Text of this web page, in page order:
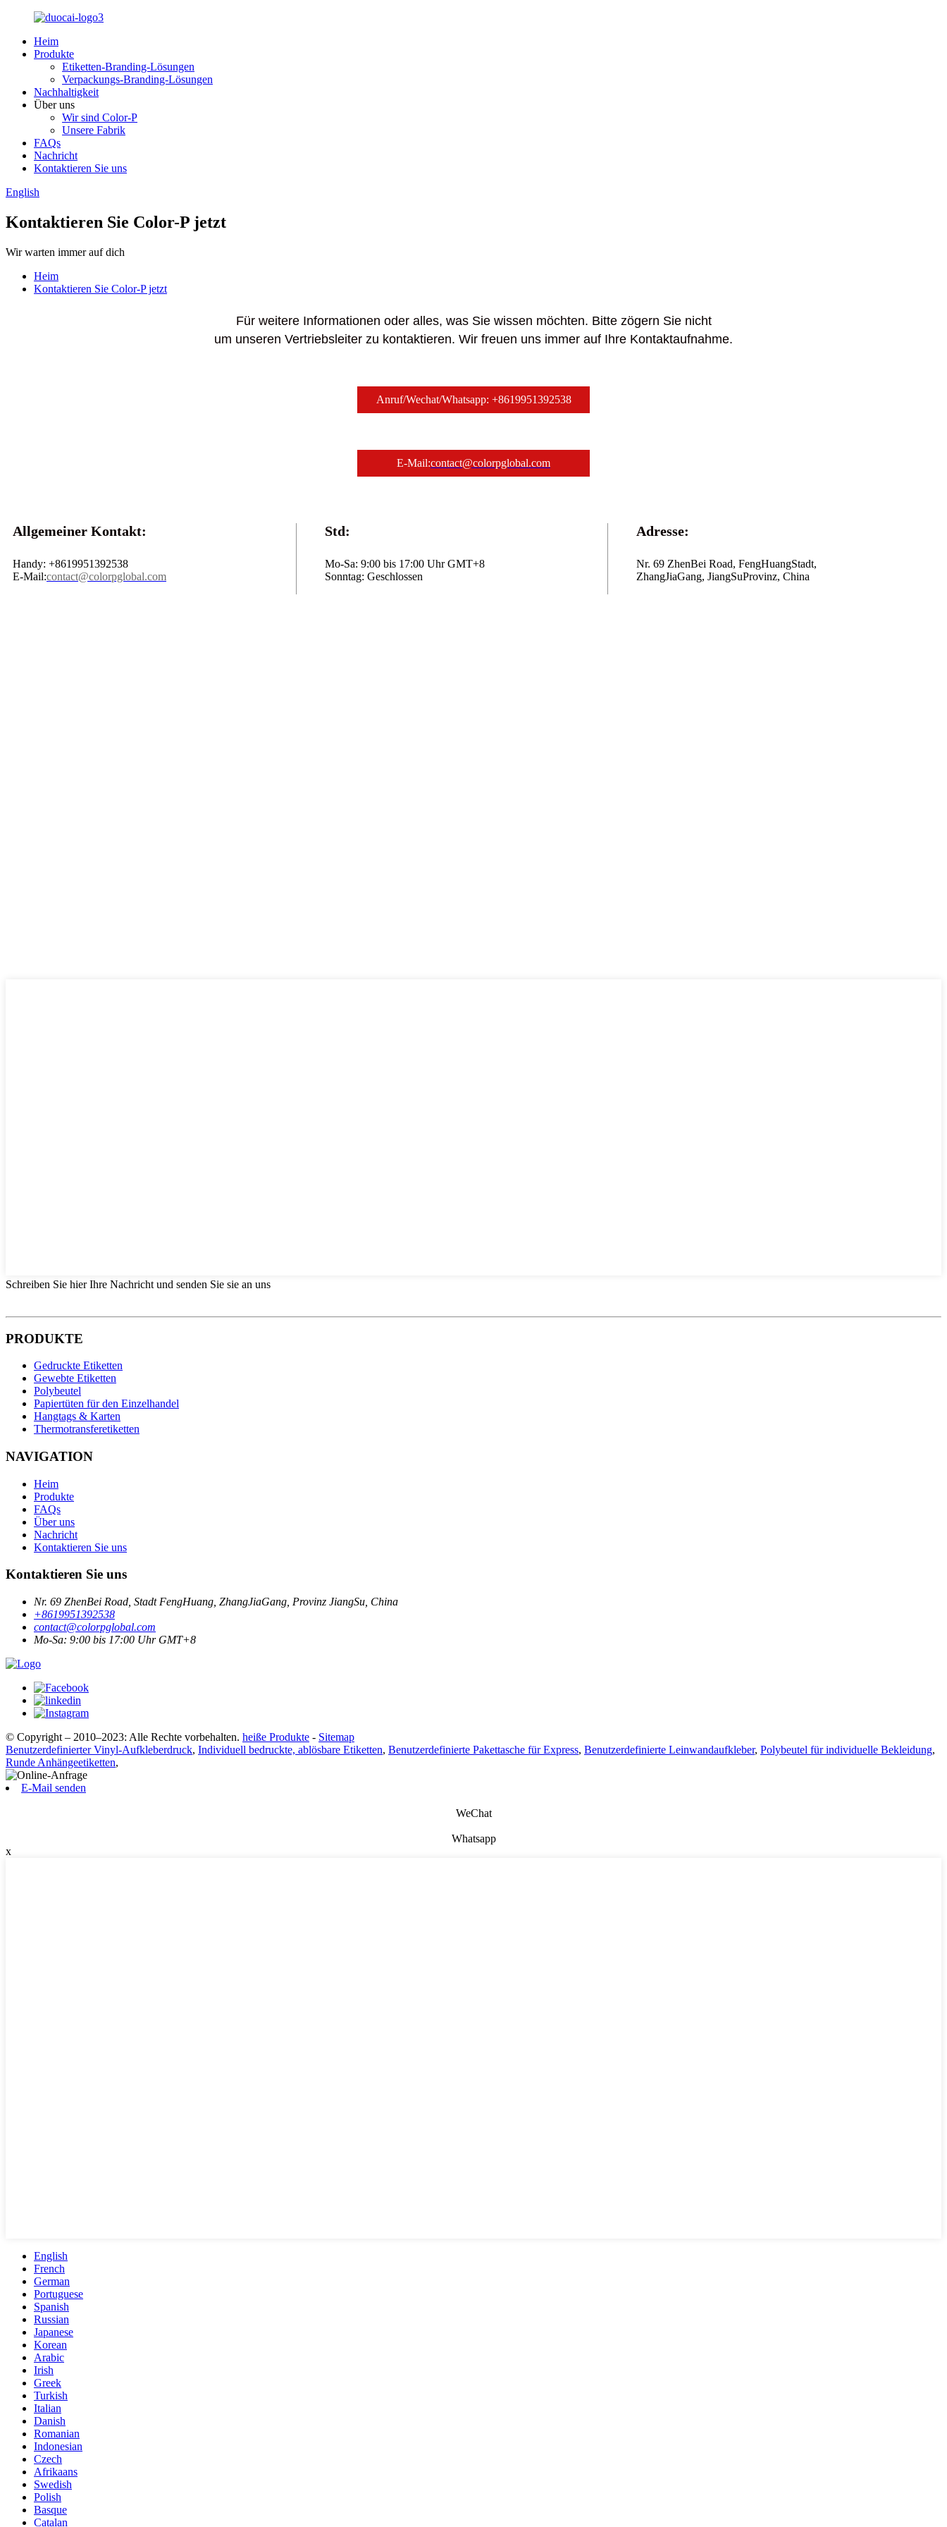
Heim
Produkte
Etiketten-Branding-Lösungen
Verpackungs-Branding-Lösungen
Nachhaltigkeit
Über uns
Wir sind Color-P
Unsere Fabrik
FAQs
Nachricht
Kontaktieren Sie uns
English
Kontaktieren Sie Color-P jetzt
Wir warten immer auf dich
Heim
Kontaktieren Sie Color-P jetzt
Für weitere Informationen oder alles, was Sie wissen möchten. Bitte zögern Sie nicht
um unseren Vertriebsleiter zu kontaktieren. Wir freuen uns immer auf Ihre Kontaktaufnahme.
Anruf/Wechat/Whatsapp: +8619951392538
E-Mail:contact@colorpglobal.com
Allgemeiner Kontakt:
Handy: +8619951392538
E-Mail:contact@colorpglobal.com
Std:
Mo-Sa: 9:00 bis 17:00 Uhr GMT+8
Sonntag: Geschlossen
Adresse:
Nr. 69 ZhenBei Road, FengHuangStadt,
ZhangJiaGang, JiangSuProvinz, China
Schreiben Sie hier Ihre Nachricht und senden Sie sie an uns
PRODUKTE
Gedruckte Etiketten
Gewebte Etiketten
Polybeutel
Papiertüten für den Einzelhandel
Hangtags & Karten
Thermotransferetiketten
NAVIGATION
Heim
Produkte
FAQs
Über uns
Nachricht
Kontaktieren Sie uns
Kontaktieren Sie uns
Nr. 69 ZhenBei Road, Stadt FengHuang, ZhangJiaGang, Provinz JiangSu, China
+8619951392538
contact@colorpglobal.com
Mo-Sa: 9:00 bis 17:00 Uhr GMT+8
© Copyright – 2010–2023: Alle Rechte vorbehalten. heiße Produkte - Sitemap
Benutzerdefinierter Vinyl-Aufkleberdruck, Individuell bedruckte, ablösbare Etiketten, Benutzerdefinierte Pakettasche für Express, Benutzerdefinierte Leinwandaufkleber, Polybeutel für individuelle Bekleidung,
Runde Anhängeetiketten,
E-Mail senden
WeChat
Whatsapp
x
English
French
German
Portuguese
Spanish
Russian
Japanese
Korean
Arabic
Irish
Greek
Turkish
Italian
Danish
Romanian
Indonesian
Czech
Afrikaans
Swedish
Polish
Basque
Catalan